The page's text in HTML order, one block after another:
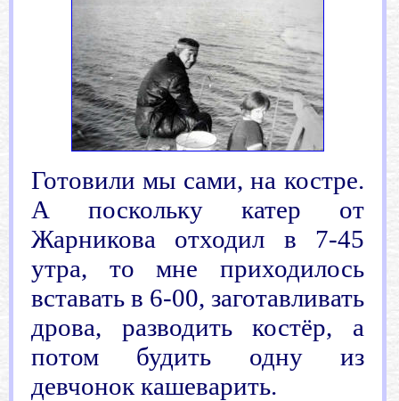
Готовили мы сами, на костре.
А поскольку катер от
Жарникова отходил в 7-45
утра, то мне приходилось
вставать в 6-00, заготавливать
дрова, разводить костёр, а
потом будить одну из
девчонок кашеварить.